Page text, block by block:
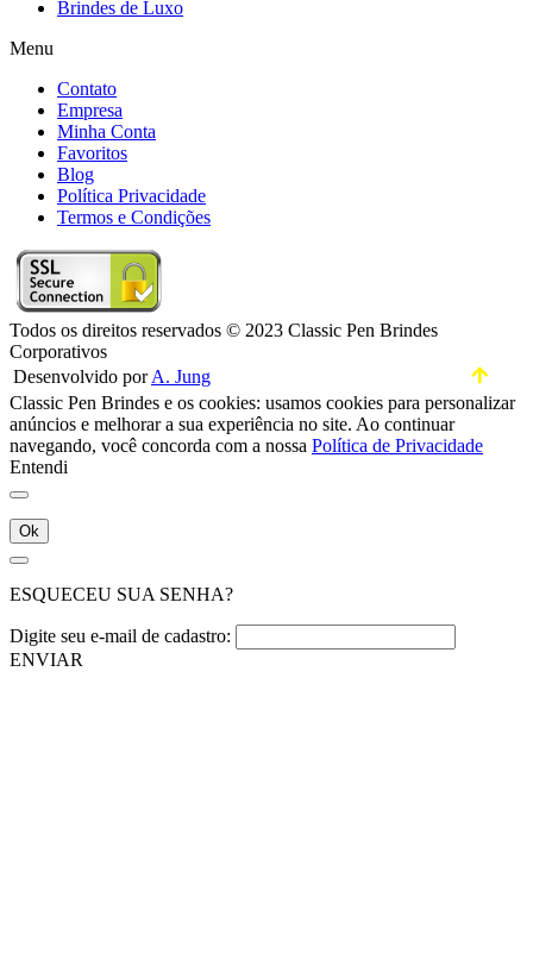
Brindes de Luxo
Menu
Contato
Empresa
Minha Conta
Favoritos
Blog
Política Privacidade
Termos e Condições
Todos os direitos reservados © 2023 Classic Pen Brindes
Corporativos
Desenvolvido porA. Jung
Classic Pen Brindes e os cookies: usamos cookies para personalizar
anúncios e melhorar a sua experiência no site. Ao continuar
navegando, você concorda com a nossa Política de Privacidade
Entendi
Ok
ESQUECEU SUA SENHA?
Digite seu e-mail de cadastro:
ENVIAR